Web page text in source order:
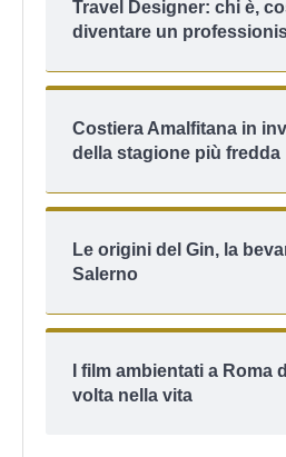
Travel Designer: chi è,
diventare un
Costiera Amalfitana in
della stagione più fredda
Le origini del Gin, la
Salerno
I film ambientati a Roma
volta nella vita